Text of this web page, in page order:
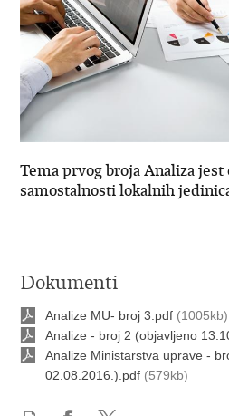
Tema prvog broja Analiza
samostalnosti lokalnih
Dokumenti
Analize MU- broj 3.pdf (1005kb)
Analize - broj 2 (objavljeno
Analize Ministarstva uprave -
02.08.2016.).pdf (579kb)